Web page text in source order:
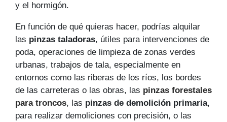
y el hormigón.
En función de qué quieras hacer, podrías alquilar
las pinzas taladoras, útiles para intervenciones de
poda, operaciones de limpieza de zonas verdes
urbanas, trabajos de tala, especialmente en
entornos como las riberas de los ríos, los bordes
de las carreteras o las obras, las pinzas forestales
para troncos, las pinzas de demolición primaria,
para realizar demoliciones con precisión, o las